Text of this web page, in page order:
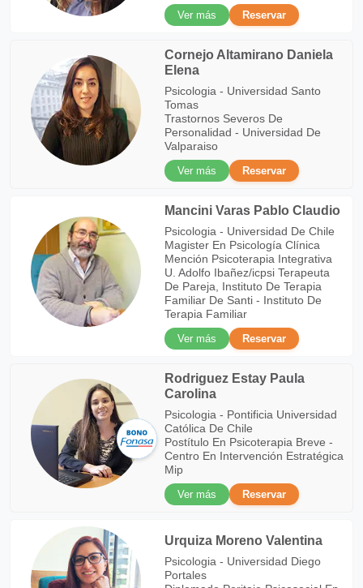
Ver más
Reservar
Cornejo Altamirano Daniela
Elena
Psicologia - Universidad Santo
Tomas
Trastornos Severos De
Personalidad - Universidad De
Valparaiso
Ver más
Reservar
Mancini Varas Pablo Claudio
Psicologia - Universidad De Chile
Magister En Psicología Clínica
Mención Psicoterapia Integrativa
U. Adolfo Ibañez/icpsi Terapeuta
De Pareja, Instituto De Terapia
Familiar De Santi - Instituto De
Terapia Familiar
Ver más
Reservar
Rodriguez Estay Paula
Carolina
Psicologia - Pontificia Universidad
Católica De Chile
Postítulo En Psicoterapia Breve -
Centro En Intervención Estratégica
Mip
Ver más
Reservar
Urquiza Moreno Valentina
Psicologia - Universidad Diego
Portales